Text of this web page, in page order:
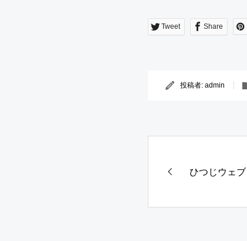
Tweet Share
投稿者: admin
ひつじウェブ